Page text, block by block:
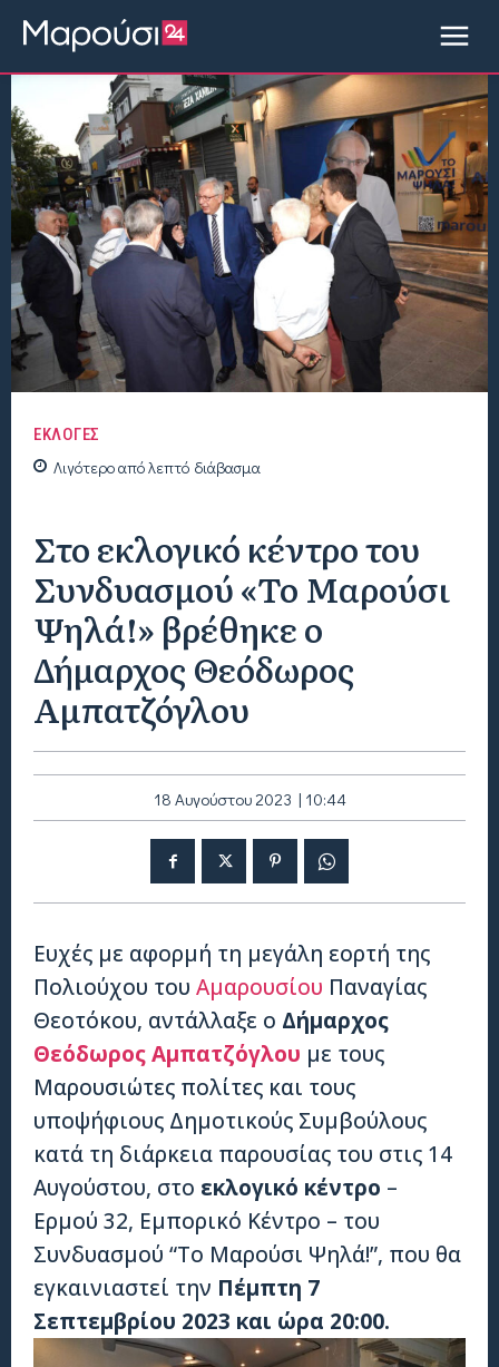
ΕΚΛΟΓΕΣ
Λιγότερο απόλεπτό διάβασμα
Στο εκλογικό κέντρο του
Συνδυασμού «Το Μαρούσι
Ψηλά!» βρέθηκε ο
Δήμαρχος Θεόδωρος
Αμπατζόγλου
18 Αυγούστου 2023 | 10:44
Ευχές με αφορμή τη μεγάλη εορτή της
Πολιούχου του Αμαρουσίου Παναγίας
Θεοτόκου, αντάλλαξε ο Δήμαρχος
Θεόδωρος Αμπατζόγλου με τους
Μαρουσιώτες πολίτες και τους
υποψήφιους Δημοτικούς Συμβούλους
κατά τη διάρκεια παρουσίας του στις 14
Αυγούστου, στο εκλογικό κέντρο –
Ερμού 32, Εμπορικό Κέντρο – του
Συνδυασμού “Το Μαρούσι Ψηλά!”, που θα
εγκαινιαστεί την Πέμπτη 7
Σεπτεμβρίου 2023 και ώρα 20:00.